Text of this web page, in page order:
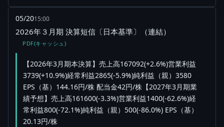
05/2015:00
2026年３月期 決算短信〔日本基準〕（連結）
PDF(キャッシュ)
【2026年3月期本決算】売上高167092(+2.6%)営業利益
3739(+10.9%)経常利益2865(-5.9%)純利益（親）3580
EPS（基）144.16円/株 配当金42円/株【2027年3月期業
績予想】売上高161600(-3.3%)営業利益1400(-62.6%)経
常利益800(-72.1%)純利益（親）500(-86.0%) EPS（基）
20.13円/株